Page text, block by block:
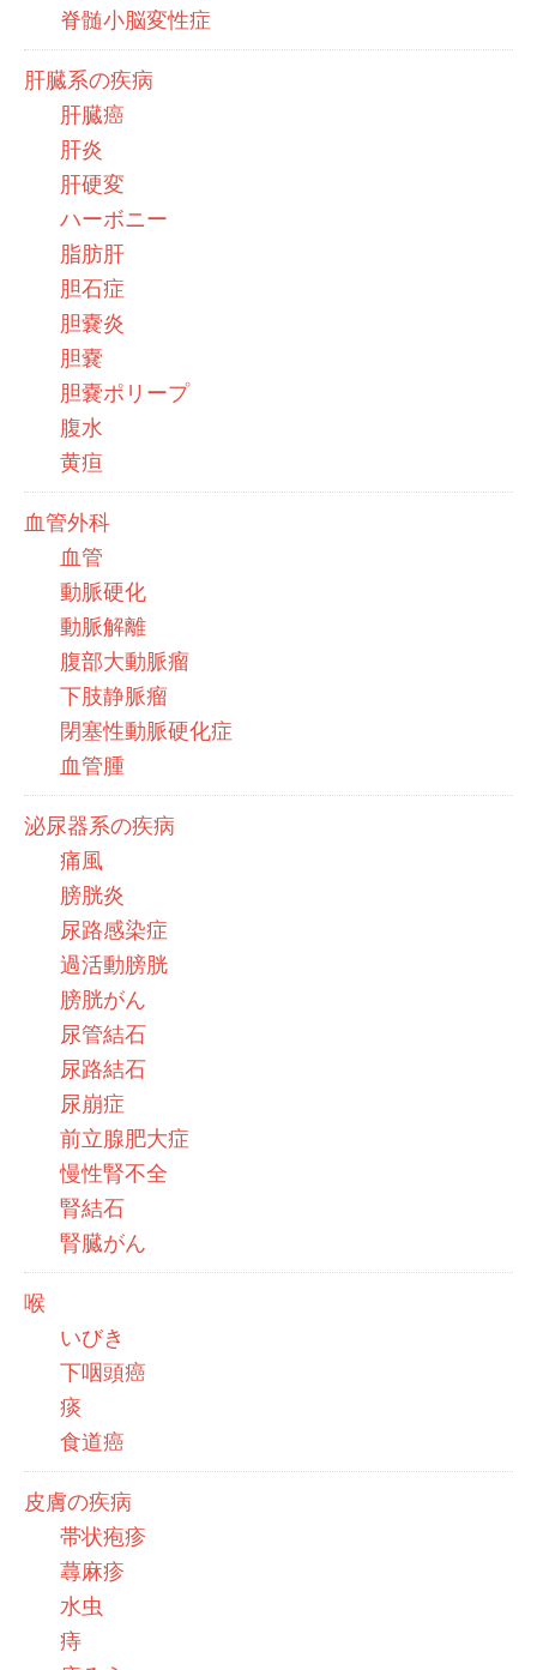
脊髄小脳変性症
肝臓系の疾病
肝臓癌
肝炎
肝硬変
ハーボニー
脂肪肝
胆石症
胆嚢炎
胆嚢
胆嚢ポリープ
腹水
黄疸
血管外科
血管
動脈硬化
動脈解離
腹部大動脈瘤
下肢静脈瘤
閉塞性動脈硬化症
血管腫
泌尿器系の疾病
痛風
膀胱炎
尿路感染症
過活動膀胱
膀胱がん
尿管結石
尿路結石
尿崩症
前立腺肥大症
慢性腎不全
腎結石
腎臓がん
喉
いびき
下咽頭癌
痰
食道癌
皮膚の疾病
帯状疱疹
蕁麻疹
水虫
痔